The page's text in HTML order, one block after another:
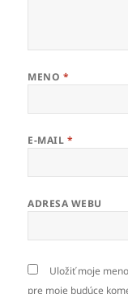
MENO *
E-MAIL *
ADRESA WEBU
Uložiť moje
pre moje budúce